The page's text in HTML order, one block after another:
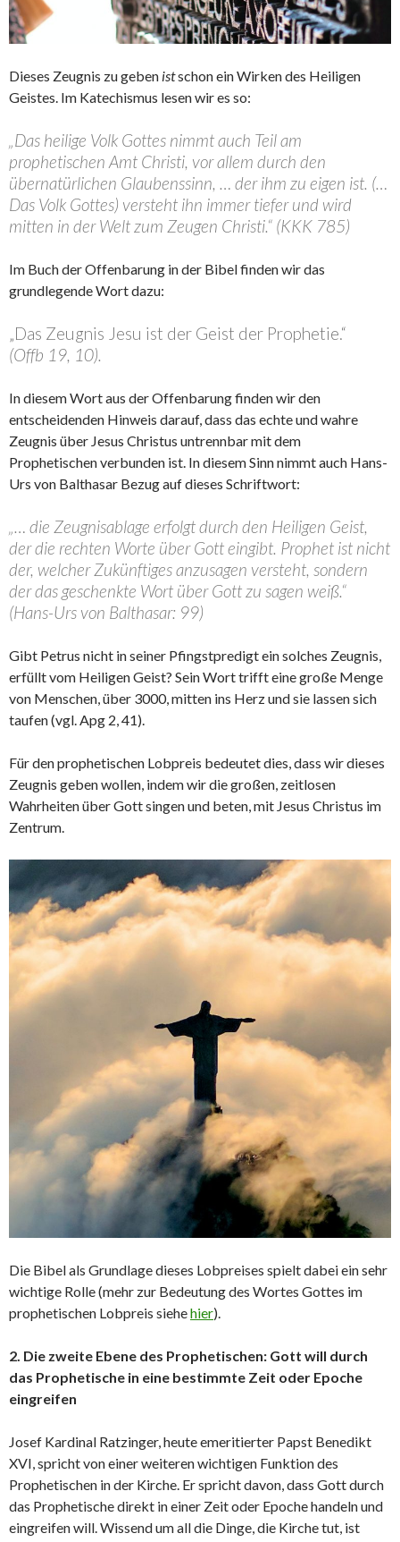
Dieses Zeugnis zu geben istschon ein Wirken des Heiligen
Geistes. Im Katechismus lesen wir es so:
„Das heilige Volk Gottes nimmt auch Teil am
prophetischen Amt Christi, vor allem durch den
übernatürlichen Glaubenssinn, … der ihm zu eigen ist. (…
Das Volk Gottes) versteht ihn immer tiefer und wird
mitten in der Welt zum Zeugen Christi.“ (KKK 785)
Im Buch der Offenbarung in der Bibel finden wir das
grundlegende Wort dazu:
„Das Zeugnis Jesu ist der Geist der Prophetie.“
(Offb 19, 10).
In diesem Wort aus der Offenbarung finden wir den
entscheidenden Hinweis darauf, dass das echte und wahre
Zeugnis über Jesus Christus untrennbar mit dem
Prophetischen verbunden ist. In diesem Sinn nimmt auch Hans-
Urs von Balthasar Bezug auf dieses Schriftwort:
„… die Zeugnisablage erfolgt durch den Heiligen Geist,
der die rechten Worte über Gott eingibt. Prophet ist nicht
der, welcher Zukünftiges anzusagen versteht, sondern
der das geschenkte Wort über Gott zu sagen weiß.“
(Hans-Urs von Balthasar: 99)
Gibt Petrus nicht in seiner Pfingstpredigt ein solches Zeugnis,
erfüllt vom Heiligen Geist? Sein Wort trifft eine große Menge
von Menschen, über 3000, mitten ins Herz und sie lassen sich
taufen (vgl. Apg 2, 41).
Für den prophetischen Lobpreis bedeutet dies, dass wir dieses
Zeugnis geben wollen, indem wir die großen, zeitlosen
Wahrheiten über Gott singen und beten, mit Jesus Christus im
Zentrum.
Die Bibel als Grundlage dieses Lobpreises spielt dabei ein sehr
wichtige Rolle (mehr zur Bedeutung des Wortes Gottes im
prophetischen Lobpreis siehehier).
2. Die zweite Ebene des Prophetischen: Gott will durch
das Prophetische in eine bestimmte Zeit oder Epoche
eingreifen
Josef Kardinal Ratzinger, heute emeritierter Papst Benedikt
XVI, spricht von einer weiteren wichtigen Funktion des
Prophetischen in der Kirche. Er spricht davon, dass Gott durch
das Prophetische direkt in einer Zeit oder Epoche handeln und
eingreifen will. Wissend um all die Dinge, die Kirche tut, ist